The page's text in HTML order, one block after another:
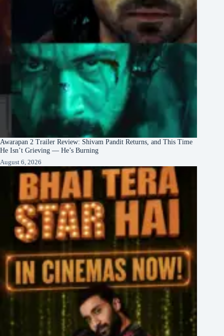
Awarapan 2 Trailer Review: Shivam Pandit Returns, and This Time
He Isn’t Grieving — He’s Burning
August 6, 2026